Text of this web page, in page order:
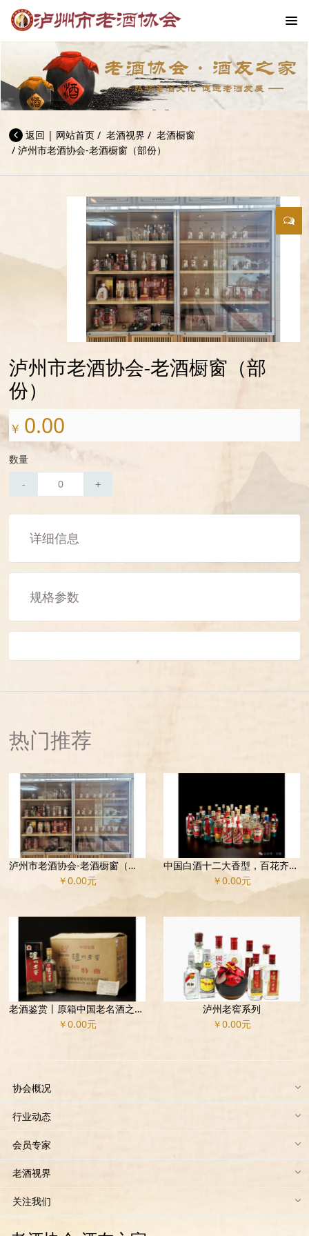
返回 | 网站首页 / 老酒视界 / 老酒橱窗
/泸州市老酒协会-老酒橱窗（部份）
泸州市老酒协会-老酒橱窗（部
份）
￥ 0.00
数量
- +
详细信息
规格参数
热门推荐
泸州市老酒协会-老酒橱窗（部份）
￥0.00元
中国白酒十二大香型，百花齐放，百家争鸣！
￥0.00元
老酒鉴赏丨原箱中国老名酒之美！
￥0.00元
泸州老窖系列
￥0.00元
协会概况
行业动态
会员专家
老酒视界
关注我们